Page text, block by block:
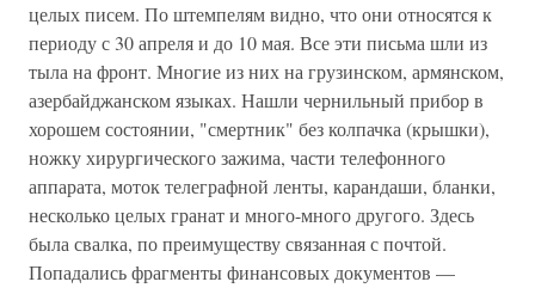
целых писем. По штемпелям видно, что они относятся к
периоду с 30 апреля и до 10 мая. Все эти письма шли из
тыла на фронт. Многие из них на грузинском, армянском,
азербайджанском языках. Нашли чернильный прибор в
хорошем состоянии, "смертник" без колпачка (крышки),
ножку хирургического зажима, части телефонного
аппарата, моток телеграфной ленты, карандаши, бланки,
несколько целых гранат и много-много другого. Здесь
была свалка, по преимуществу связанная с почтой.
Попадались фрагменты финансовых документов —